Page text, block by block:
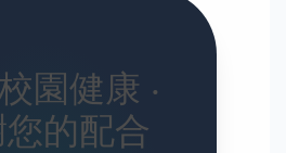
園健康 ‧
的配合